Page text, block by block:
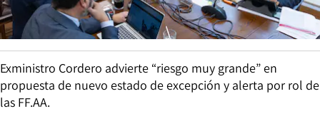
Exministro Cordero advierte “riesgo muy grande” en
propuesta de nuevo estado de excepción y alerta por rol de
las FF.AA.